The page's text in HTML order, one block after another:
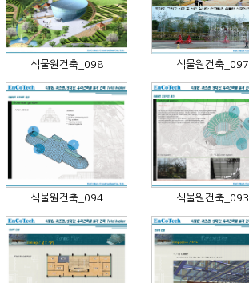
식물원건축_098 식물원건축_097
식물원건축_094 식물원건축_093